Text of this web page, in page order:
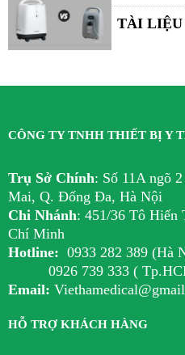
TÀI LIỆU
CÔNG TY TNHH THIẾT BỊ Y
Trụ Sở Chính: Số 11A ngõ
Mai, Q. Đống Đa, Hà Nội
Chi Nhánh: 451/36 Tô Hiến
Chí Minh
Hotline: 0933
0926 739 333 (
Email:
HỖ TRỢ KHÁCH HÀNG